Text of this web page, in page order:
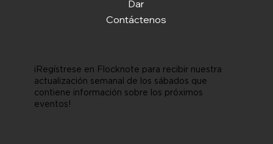
Dar
Contáctenos
¡Regístrese en Flocknote para recibir nuestra
actualización semanal de los sábados que
contiene información sobre los próximos
eventos!